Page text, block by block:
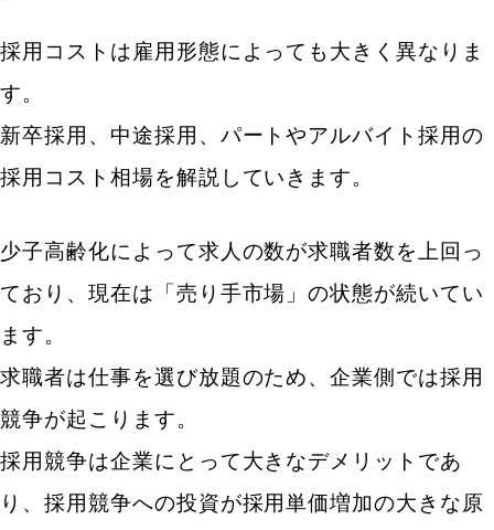
採用コストは雇用形態によっても大きく異なりま
す。
新卒採用、中途採用、パートやアルバイト採用の
採用コスト相場を解説していきます。
少子高齢化によって求人の数が求職者数を上回っ
ており、現在は「売り手市場」の状態が続いてい
ます。
求職者は仕事を選び放題のため、企業側では採用
競争が起こります。
採用競争は企業にとって大きなデメリットであ
り、採用競争への投資が採用単価増加の大きな原